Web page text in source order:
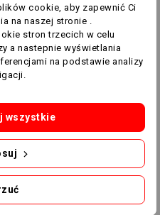
dotrzyma Ci kroku
rozgrywek. Model
z odzysku, co
na środowisko, jaki ma
z recyklingu
EURO 24
powietrzem
cookie, aby zapewnić Ci
na naszej stronie .
stron trzecich w celu
a nastepnie wyświetlania
na podstawie analizy
wszystkie